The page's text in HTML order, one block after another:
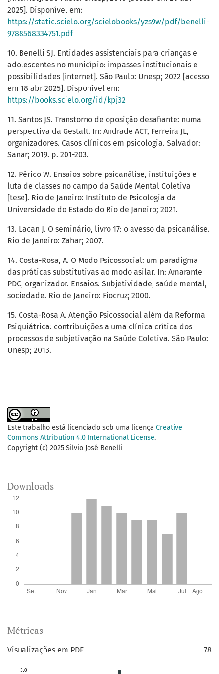
2025]. Disponível em:
https://static.scielo.org/scielobooks/yzs9w/pdf/benelli-
9788568334751.pdf
10. Benelli SJ. Entidades assistenciais para crianças e
adolescentes no município: impasses institucionais e
possibilidades [internet]. São Paulo: Unesp; 2022 [acesso
em 18 abr 2025]. Disponível em:
https://books.scielo.org/id/kpj32
11. Santos JS. Transtorno de oposição desafiante: numa
perspectiva da Gestalt. In: Andrade ACT, Ferreira JL,
organizadores. Casos clínicos em psicologia. Salvador:
Sanar; 2019. p. 201-203.
12. Périco W. Ensaios sobre psicanálise, instituições e
luta de classes no campo da Saúde Mental Coletiva
[tese]. Rio de Janeiro: Instituto de Psicologia da
Universidade do Estado do Rio de Janeiro; 2021.
13. Lacan J. O seminário, livro 17: o avesso da psicanálise.
Rio de Janeiro: Zahar; 2007.
14. Costa-Rosa, A. O Modo Psicossocial: um paradigma
das práticas substitutivas ao modo asilar. In: Amarante
PDC, organizador. Ensaios: Subjetividade, saúde mental,
sociedade. Rio de Janeiro: Fiocruz; 2000.
15. Costa-Rosa A. Atenção Psicossocial além da Reforma
Psiquiátrica: contribuições a uma clínica crítica dos
processos de subjetivação na Saúde Coletiva. São Paulo:
Unesp; 2013.
Este trabalho está licenciado sob uma licença Creative
Commons Attribution 4.0 International License.
Copyright (c) 2025 Silvio José Benelli
Downloads
Métricas
Visualizações em PDF 78
3.0